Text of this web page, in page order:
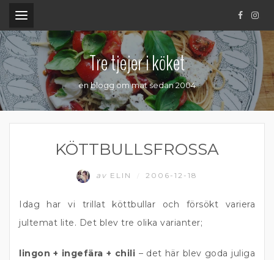
.
Tre tjejer i köket
en blogg om mat sedan 2004
KÖTTBULLSFROSSA
av ELIN 2006-12-18
Idag har vi trillat köttbullar och försökt variera
jultemat lite. Det blev tre olika varianter;
lingon + ingefära + chili – det här blev goda juliga